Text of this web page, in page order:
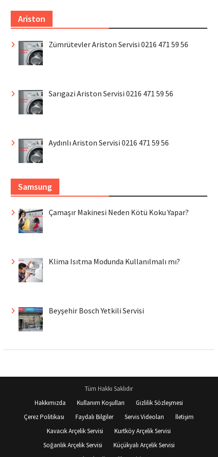
Ariston
Zümrütevler Ariston Servisi 0216 471 59 56
Sarıgazi Ariston Servisi 0216 471 59 56
Aydınlı Ariston Servisi 0216 471 59 56
Samsung
Çamaşır Makinesi Neden Kötü Koku Yapar?
Klima Isıtma Modunda Kullanılmalı mı?
Beyşehir Bosch Yetkili Servisi
Tüm Hakkı Saklıdır
Hakkımızda
Kullanım Koşulları
Gizlilik Sözleşmesi
Çerez Politikası
Faydalı Bilgiler Servis Videoları
İletişim
Kavacık Arçelik Servisi
Kurtköy Arçelik Servisi
Soğanlık Arçelik Servisi
Küçükyalı Arçelik Servisi